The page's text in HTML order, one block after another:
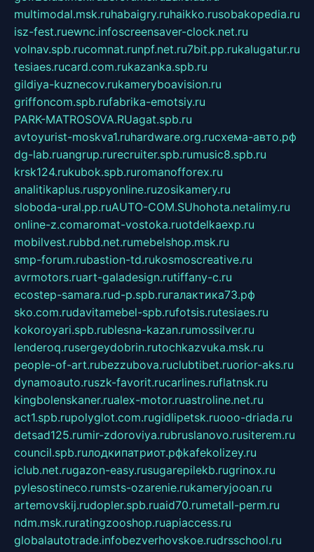
multimodal.msk.ruhabaigry.ruhaikko.rusobakopedia.ru
isz-fest.ruewnc.infoscreensaver-clock.net.ru
volnav.spb.rucomnat.runpf.net.ru7bit.pp.rukalugatur.ru
tesiaes.rucard.com.rukazanka.spb.ru
gildiya-kuznecov.rukameryboavision.ru
griffoncom.spb.rufabrika-emotsiy.ru
PARK-MATROSOVA.RUagat.spb.ru
avtoyurist-moskva1.ruhardware.org.ruсхема-авто.рф
dg-lab.ruangrup.rurecruiter.spb.rumusic8.spb.ru
krsk124.rukubok.spb.ruromanofforex.ru
analitikaplus.ruspyonline.ruzosikamery.ru
sloboda-ural.pp.ruAUTO-COM.SUhohota.netalimy.ru
online-z.comaromat-vostoka.ruotdelkaexp.ru
mobilvest.rubbd.net.rumebelshop.msk.ru
smp-forum.rubastion-td.rukosmoscreative.ru
avrmotors.ruart-galadesign.rutiffany-c.ru
ecostep-samara.rud-p.spb.ruгалактика73.рф
sko.com.rudavitamebel-spb.rufotsis.rutesiaes.ru
kokoroyari.spb.rublesna-kazan.rumossilver.ru
lenderoq.rusergeydobrin.rutochkazvuka.msk.ru
people-of-art.rubezzubova.ruclubtibet.ruorior-aks.ru
dynamoauto.ruszk-favorit.rucarlines.ruflatnsk.ru
kingbolenskaner.rualex-motor.ruastroline.net.ru
act1.spb.rupolyglot.com.rugidlipetsk.ruooo-driada.ru
detsad125.rumir-zdoroviya.rubruslanovo.rusiterem.ru
council.spb.ruлодкипатриот.рфkafekolizey.ru
iclub.net.rugazon-easy.rusugarepilekb.rugrinox.ru
pylesostineco.rumsts-ozarenie.rukameryjooan.ru
artemovskij.rudopler.spb.ruaid70.rumetall-perm.ru
ndm.msk.ruratingzooshop.ruapiaccess.ru
globalautotrade.infobezverhovskoe.rudrsschool.ru